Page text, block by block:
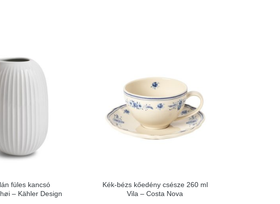
füles kancsó
– Kähler Design
Kék-bézs kőedény csésze 260 ml
Vila – Costa Nova